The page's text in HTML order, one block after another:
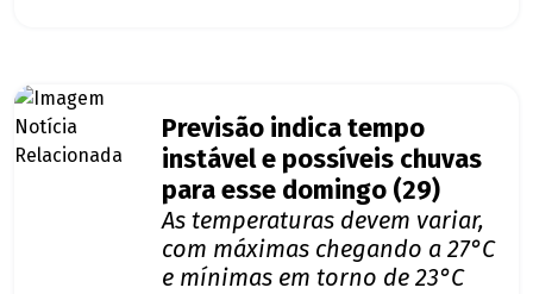
Previsão indica tempo
instável e possíveis chuvas
para esse domingo (29)
As temperaturas devem variar,
com máximas chegando a 27°C
e mínimas em torno de 23°C